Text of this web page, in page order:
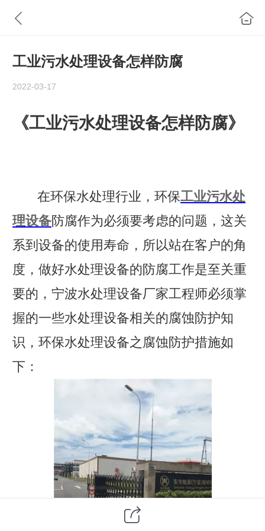
工业污水处理设备怎样防腐
2022-03-17
《工业污水处理设备怎样防腐》
在环保水处理行业，环保工业污水处
理设备防腐作为必须要考虑的问题，这关
系到设备的使用寿命，所以站在客户的角
度，做好水处理设备的防腐工作是至关重
要的，宁波水处理设备厂家工程师必须掌
握的一些水处理设备相关的腐蚀防护知
识，环保水处理设备之腐蚀防护措施如
下：